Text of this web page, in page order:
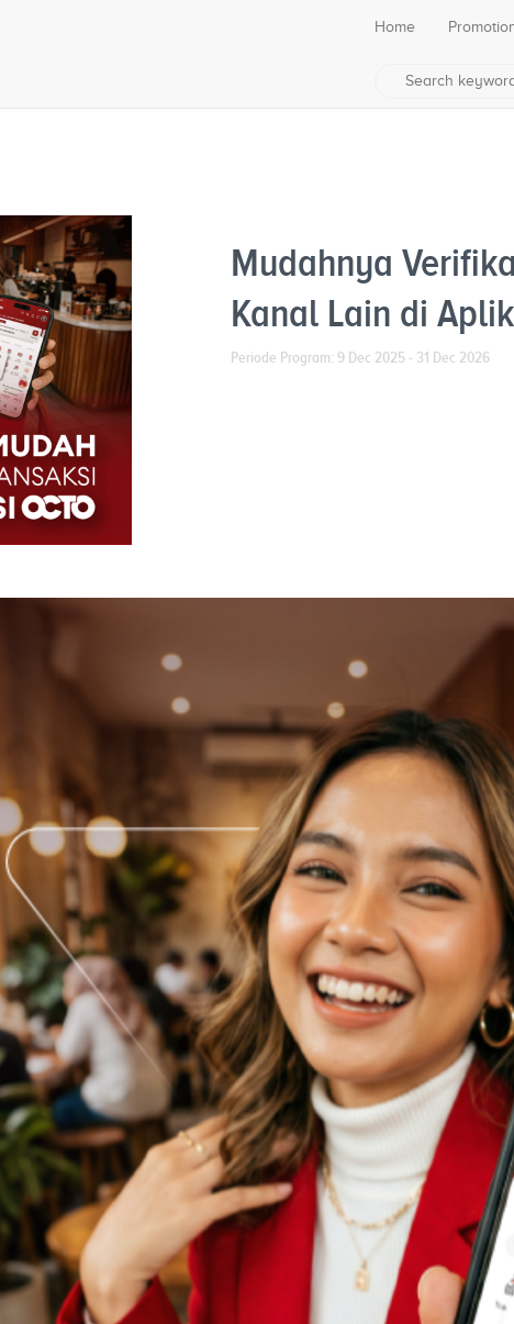
Mudahnya
Kanal Lain di
Periode Program: 9 Dec 2025 - 31 Dec 2026
Home